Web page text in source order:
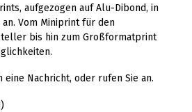
aufgezogen auf Alu-Dibond, in
Vom Miniprint für den
bis hin zum Großformatprint
eine Nachricht, oder rufen Sie an.